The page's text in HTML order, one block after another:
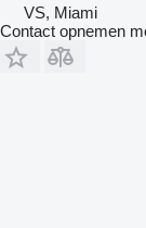
VS, Miami
Contact opnemen